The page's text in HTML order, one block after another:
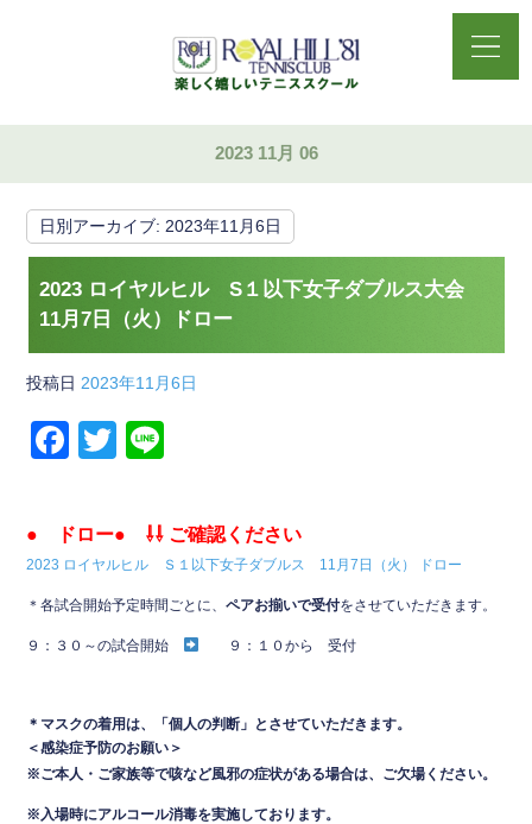
2023 11月 06
日別アーカイブ: 2023年11月6日
2023 ロイヤルヒル S１以下女子ダブルス大会
11月7日（火）ドロー
投稿日 2023年11月6日
F
c
e
b
o
k
T
er
● ドロー● ⇩⇩ ご確認ください
2023 ロイヤルヒル Ｓ１以下女子ダブルス 11月7日（火） ドロー
＊各試合開始予定時間ごとに、ペアお揃いで受付をさせていただきます。
９：３０～の試合開始 ９：１０から 受付
＊マスクの着用は、「個人の判断」とさせていただきます。
＜感染症予防のお願い＞
※ご本人・ご家族等で咳など風邪の症状がある場合は、ご欠場ください。
※入場時にアルコール消毒を実施しております。